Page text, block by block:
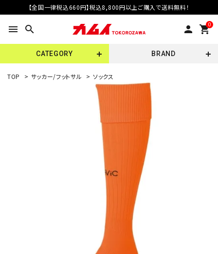
【全国一律税込660円】税込8,800円以上ご購入で送料無料！
menu search person 0
shopping_cart
CATEGORY BRAND
TOP > サッカー/フットサル > ソックス